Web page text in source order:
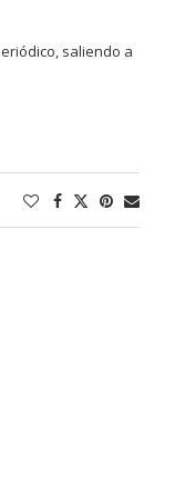
saliendo a